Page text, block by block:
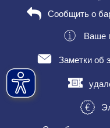
Сообщить о
Ваше
Заметки об